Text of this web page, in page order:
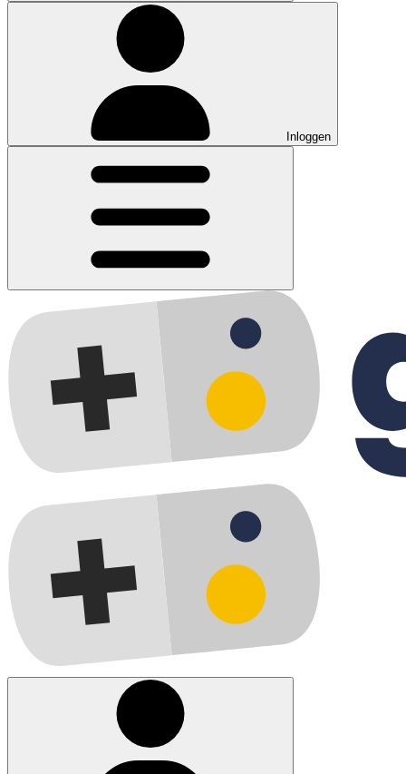
Inloggen